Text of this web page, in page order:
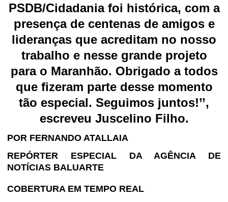
PSDB/Cidadania foi histórica, com a
presença de centenas de amigos e
lideranças que acreditam no nosso
trabalho e nesse grande projeto
para o Maranhão. Obrigado a todos
que fizeram parte desse momento
tão especial. Seguimos juntos!’’,
escreveu Juscelino Filho.
POR FERNANDO ATALLAIA
REPÓRTER ESPECIAL DA AGÊNCIA DE
NOTÍCIAS BALUARTE
COBERTURA EM TEMPO REAL